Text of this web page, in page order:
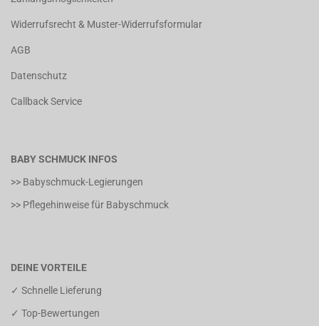
Widerrufsrecht & Muster-Widerrufsformular
AGB
Datenschutz
Callback Service
BABY SCHMUCK INFOS
>> Babyschmuck-Legierungen
>> Pflegehinweise für Babyschmuck
DEINE VORTEILE
✓ Schnelle Lieferung
✓ Top-Bewertungen